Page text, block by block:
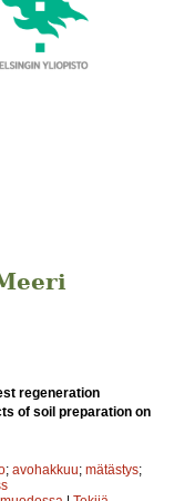
regeneration
of soil preparation on
; avohakkuu; mätästys;